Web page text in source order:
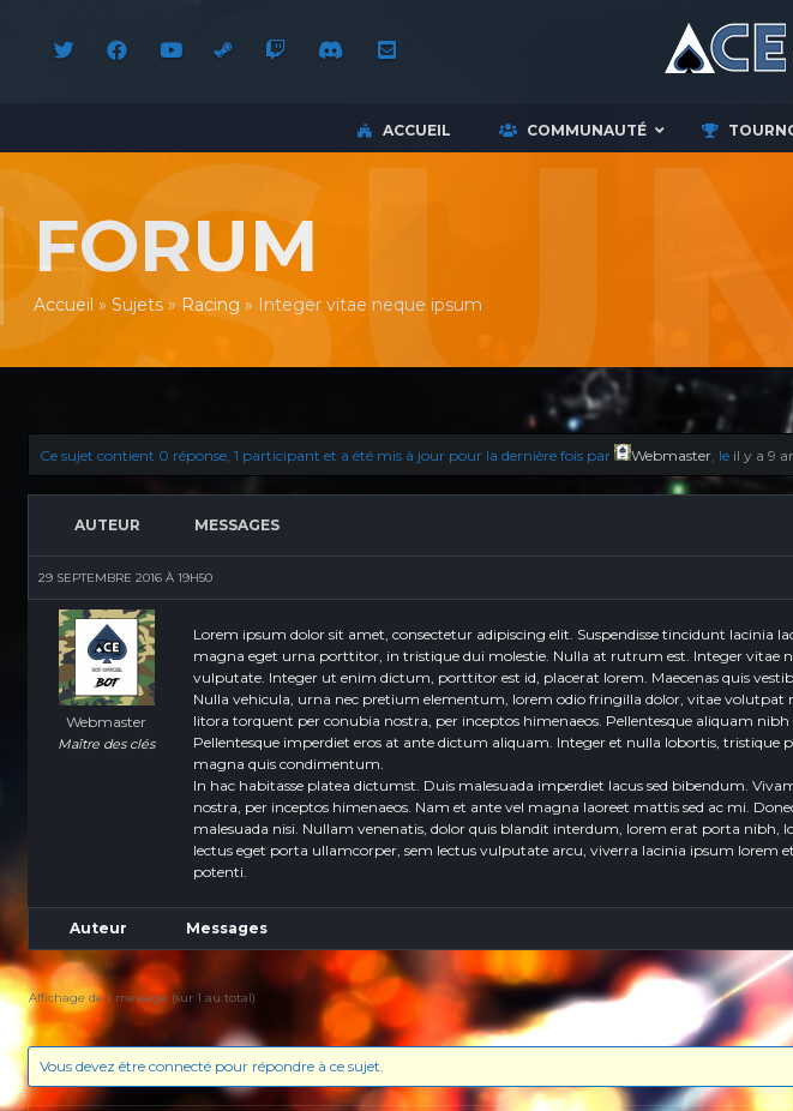
ACCUEIL COMMUNAUTÉ
FORUM
Accueil » Sujets»Racing » Integer vitae neque ipsum
Ce sujet contient 0 réponse, 1 participant et a été mis à jour pour la dernière fois par Webmaster, le il y a 9
AUTEUR MESSAGES
29 SEPTEMBRE 2016 À 19H50
Webmaster
Maître des clés
Lorem ipsum dolor sit amet, consectetur adipiscing elit. Suspendisse tincidunt lacinia
magna eget urna porttitor, in tristique dui molestie. Nulla at rutrum est. Integer vitae
vulputate. Integer ut enim dictum, porttitor est id, placerat lorem. Maecenas quis
Nulla vehicula, urna nec pretium elementum, lorem odio fringilla dolor, vitae
litora torquent per conubia nostra, per inceptos himenaeos. Pellentesque aliquam
Pellentesque imperdiet eros at ante dictum aliquam. Integer et nulla lobortis,
magna quis condimentum.
In hac habitasse platea dictumst. Duis malesuada imperdiet lacus sed bibendum.
nostra, per inceptos himenaeos. Nam et ante vel magna laoreet mattis sed ac mi.
malesuada nisi. Nullam venenatis, dolor quis blandit interdum, lorem erat porta nibh,
lectus eget porta ullamcorper, sem lectus vulputate arcu, viverra lacinia ipsum lorem
potenti.
Auteur Messages
Affichage de 1 message (sur 1 au total)
Vous devez être connecté pour répondre à ce sujet.